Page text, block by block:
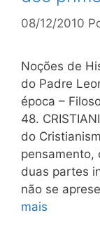
08/12/2010
Noções de
do Padre
época –
48.
do
pensamento,
duas partes
não se
mais